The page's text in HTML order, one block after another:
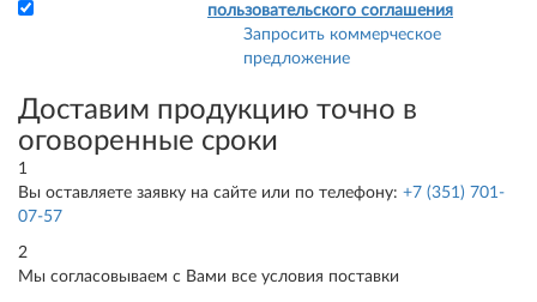
пользовательского соглашения
сразу сможем выставить
Вам счет.
Запросить коммерческое
предложение
Доставим продукцию точно в
оговоренные сроки
1
Вы оставляете заявку на сайте или по телефону: +7 (351) 701-
07-57
2
Мы согласовываем с Вами все условия поставки